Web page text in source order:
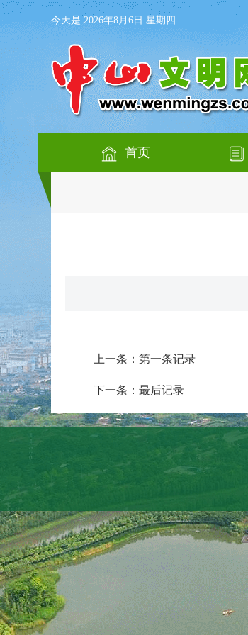
今天是 2026年8月6日 星期四
首页
上一条：第一条记录
下一条：最后记录